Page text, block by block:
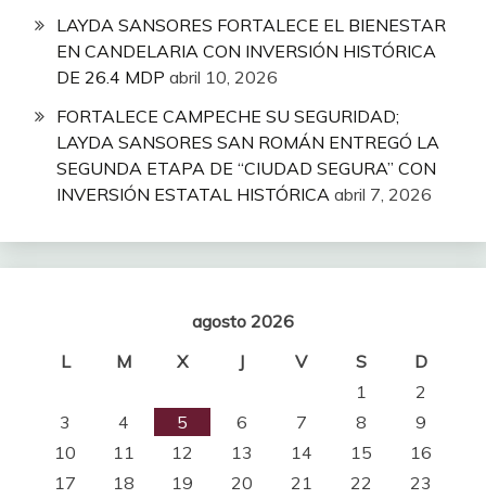
LAYDA SANSORES FORTALECE EL BIENESTAR
EN CANDELARIA CON INVERSIÓN HISTÓRICA
DE 26.4 MDP abril 10, 2026
FORTALECE CAMPECHE SU SEGURIDAD;
LAYDA SANSORES SAN ROMÁN ENTREGÓ LA
SEGUNDA ETAPA DE “CIUDAD SEGURA” CON
INVERSIÓN ESTATAL HISTÓRICA abril 7, 2026
agosto 2026
L
M X J V S
D
1
2
3
4 5 6 7 8
9
10
11 12 13 14 15
16
17
18 19 20 21 22
23